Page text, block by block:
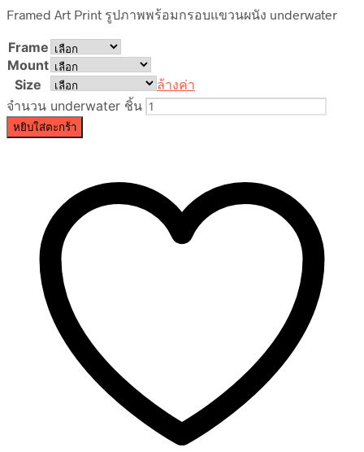
Framed Art Print รูปภาพพร้อมกรอบแขวนผนัง underwater
Frame
Mount
Size
ล้างค่า
จำนวน underwater ชิ้น
หยิบใส่ตะกร้า